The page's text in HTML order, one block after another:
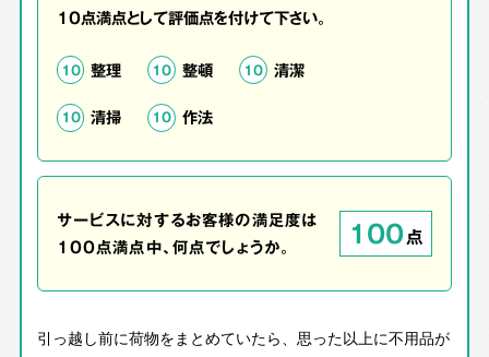
10点満点として評価点を付けて下さい。
10 整理 10 整頓 10 清潔
10 清掃 10 作法
サービスに対するお客様の満足度は
100点満点中、何点でしょうか。
100点
引っ越し前に荷物をまとめていたら、思った以上に不用品が